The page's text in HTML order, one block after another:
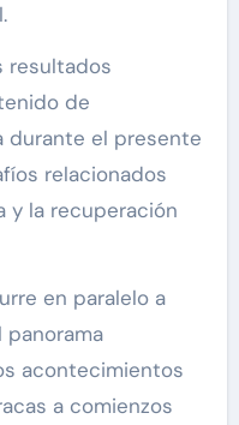
resultados
de
durante el presente
relacionados
y la recuperación
en paralelo a
acontecimientos
a comienzos